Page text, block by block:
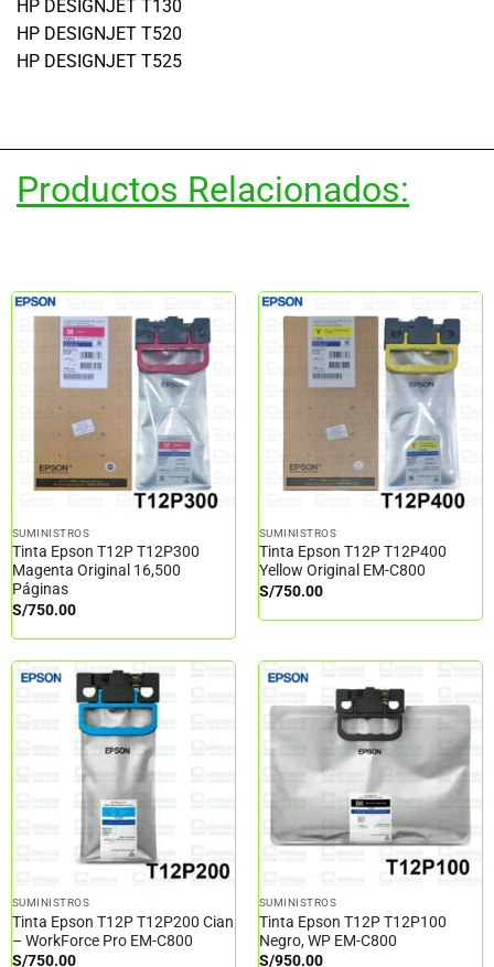
HP DESIGNJET T130
HP DESIGNJET T520
HP DESIGNJET T525
Productos Relacionados:
SUMINISTROS
Tinta Epson T12P T12P300
Magenta Original 16,500
Páginas
S/750.00
SUMINISTROS
Tinta Epson T12P T12P400
Yellow Original EM-C800
S/750.00
SUMINISTROS
Tinta Epson T12P T12P200 Cian
– WorkForce Pro EM-C800
S/750.00
SUMINISTROS
Tinta Epson T12P T12P100
Negro, WP EM-C800
S/950.00